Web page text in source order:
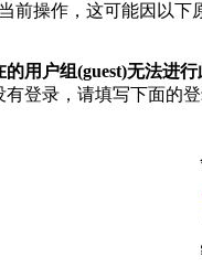
前操作，这可能因以下
的用户组(guest)无法进行
有登录，请填写下面的